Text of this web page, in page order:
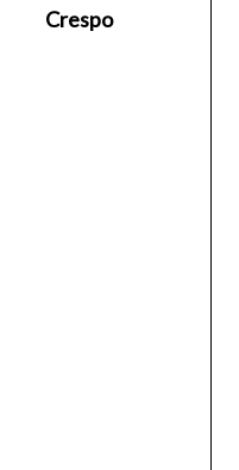
Crespo